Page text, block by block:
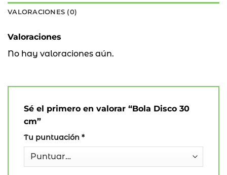
VALORACIONES (0)
Valoraciones
No hay valoraciones aún.
Sé el primero en valorar “Bola Disco 30
cm”
Tu puntuación *